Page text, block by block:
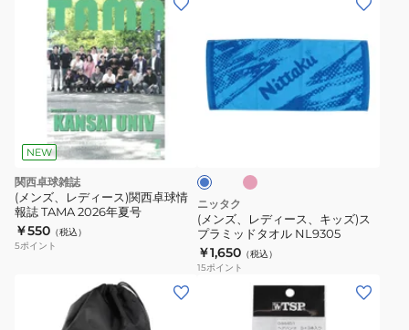
682101
シ
ュ
ー
ズ
070
NEW
関西卓球雑誌
(メンズ、レディース)関西卓球情
報誌 TAMA 2026年夏号
￥550 （税込）
5ポイント
ズ、
デ
ィ
キ
ッ
ズ)
ス
プ
ブ
ル
ー
ン
ク
ニッタク
(メンズ、レディース、キッズ)ス
プラミッドタオル NL9305
￥1,650 （税込）
15ポイント